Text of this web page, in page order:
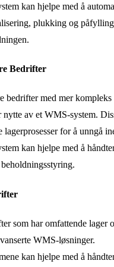
kan hjelpe med å
plukking og
Bedrifter
bedrifter med mer
nytte av et WMS-system.
lagerprosesser for å unngå
kan hjelpe med å
som har omfattende
WMS-løsninger.
kan hjelpe med å